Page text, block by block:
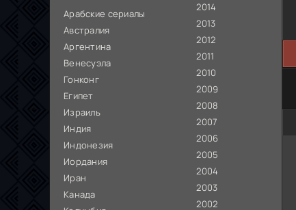
Арабские сериалы
Австралия
Аргентина
Венесуэла
Гонконг
Египет
Израиль
Индия
Индонезия
Иордания
Иран
Канада
2014
2013
2012
2011
2010
2009
2008
2007
2006
2005
2004
2003
2002